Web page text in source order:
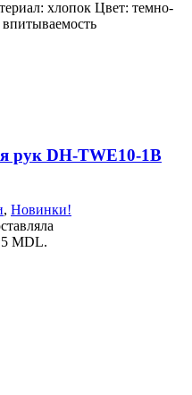
хлопок Цвет: темно-
рук DH-TWE10-1B
, Новинки!
MDL.